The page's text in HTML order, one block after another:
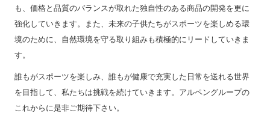
も、価格と品質のバランスが取れた独自性のある商品の開発を更に
強化していきます。また、未来の子供たちがスポーツを楽しめる環
境のために、自然環境を守る取り組みも積極的にリードしていきま
す。
誰もがスポーツを楽しみ、誰もが健康で充実した日常を送れる世界
を目指して、私たちは挑戦を続けていきます。アルペングループの
これからに是非ご期待下さい。